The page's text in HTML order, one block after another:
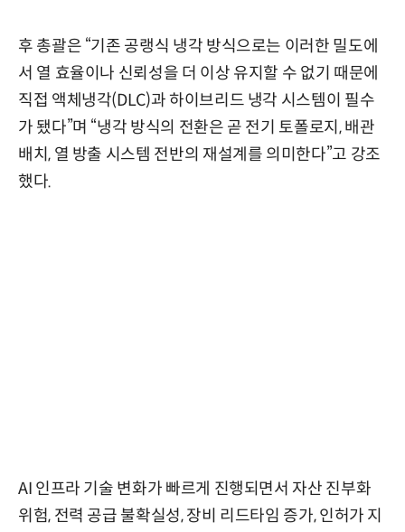
후 총괄은 “기존 공랭식 냉각 방식으로는 이러한 밀도에
서 열 효율이나 신뢰성을 더 이상 유지할 수 없기 때문에
직접 액체냉각(DLC)과 하이브리드 냉각 시스템이 필수
가 됐다”며 “냉각 방식의 전환은 곧 전기 토폴로지, 배관
배치, 열 방출 시스템 전반의 재설계를 의미한다”고 강조
했다.
AI 인프라 기술 변화가 빠르게 진행되면서 자산 진부화
위험, 전력 공급 불확실성, 장비 리드타임 증가, 인허가 지